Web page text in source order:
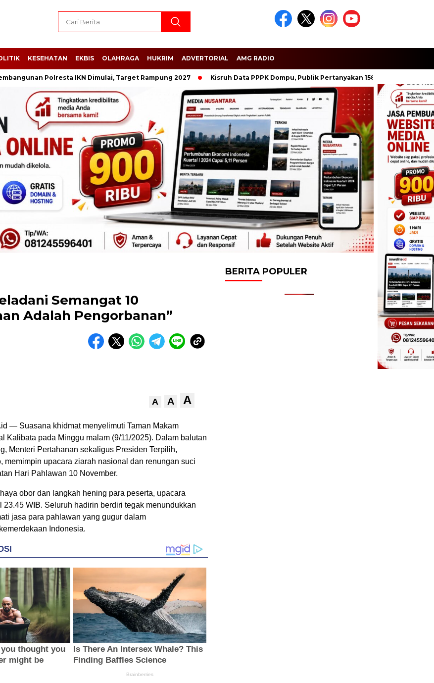
KESEHATAN EKBIS OLAHRAGA HUKRIM ADVERTORIAL AMG RADIO
Polresta IKN Dimulai, Target Rampung 2027 Kisruh Data PPPK Dompu, Publik Pertanyakan 158 Nama
Semangat 10
Adalah Pengorbanan”
A A A
— Suasana khidmat menyelimuti Taman Makam
Kalibata pada Minggu malam (9/11/2025). Dalam balutan
Menteri Pertahanan sekaligus Presiden Terpilih,
memimpin upacara ziarah nasional dan renungan suci
Hari Pahlawan 10 November.
obor dan langkah hening para peserta, upacara
23.45 WIB. Seluruh hadirin berdiri tegak menundukkan
jasa para pahlawan yang gugur dalam
Indonesia.
BERITA POPULER